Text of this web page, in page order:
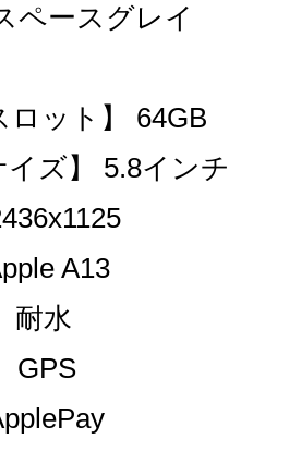
ペースグレイ
ロット】 64GB
イズ】 5.8インチ
A13
耐水
GPS